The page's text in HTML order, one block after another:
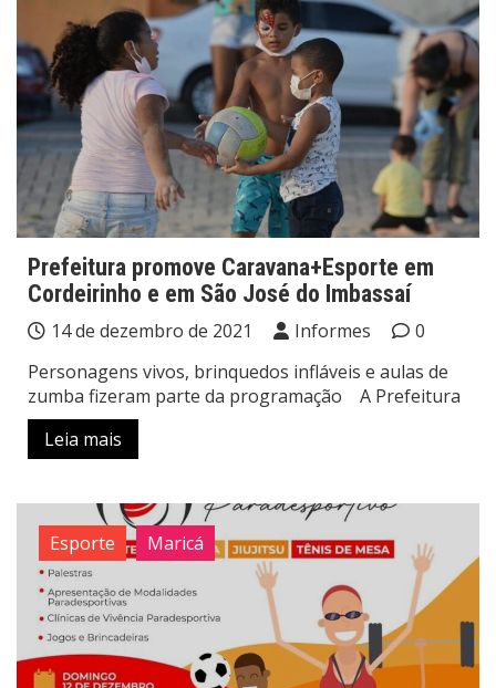
Prefeitura promove Caravana+Esporte em
Cordeirinho e em São José do Imbassaí
14 de dezembro de 2021 Informes
0
Personagens vivos, brinquedos infláveis e aulas de
zumba fizeram parte da programação A Prefeitura
Leia mais
Esporte Maricá